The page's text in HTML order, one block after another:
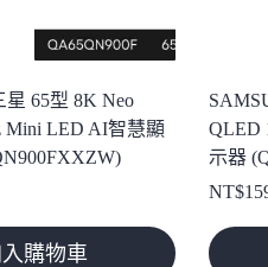
65型 8K Neo
Mini LED AI智慧顯
購物車
QLED
示器
NT$